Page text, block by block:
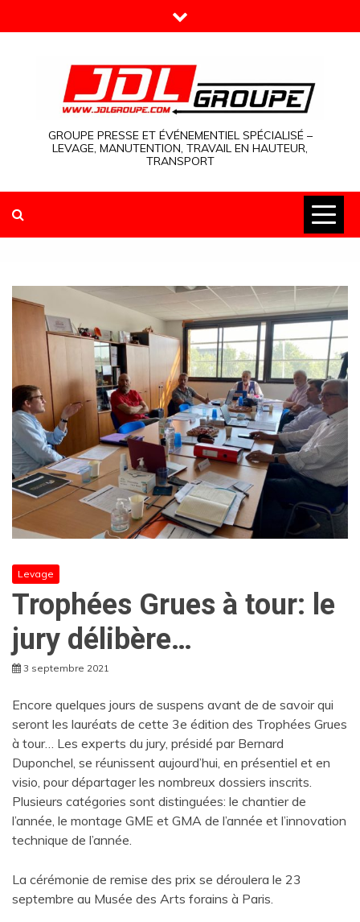
to
GROUPE PRESSE ET ÉVÉNEMENTIEL SPÉCIALISÉ –
LEVAGE, MANUTENTION, TRAVAIL EN HAUTEUR,
TRANSPORT
Levage
Trophées Grues à tour: le
jury délibère…
3 septembre 2021
Encore quelques jours de suspens avant de de savoir qui
seront les lauréats de cette 3e édition des Trophées Grues
à tour… Les experts du jury, présidé par Bernard
Duponchel, se réunissent aujourd’hui, en présentiel et en
visio, pour départager les nombreux dossiers inscrits.
Plusieurs catégories sont distinguées: le chantier de
l’année, le montage GME et GMA de l’année et l’innovation
technique de l’année.
La cérémonie de remise des prix se déroulera le 23
septembre au Musée des Arts forains à Paris.